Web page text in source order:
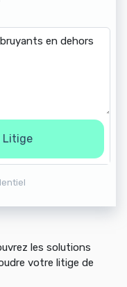
bruyants en dehors
Litige
les solutions
votre litige de